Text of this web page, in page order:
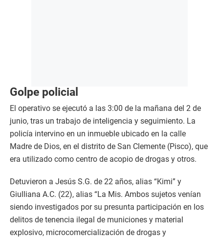
Golpe policial
El operativo se ejecutó a las 3:00 de la mañana del 2 de
junio, tras un trabajo de inteligencia y seguimiento. La
policía intervino en un inmueble ubicado en la calle
Madre de Dios, en el distrito de San Clemente (Pisco), que
era utilizado como centro de acopio de drogas y otros.
Detuvieron a Jesús S.G. de 22 años, alias “Kimi” y
Giulliana A.C. (22), alias “La Mis. Ambos sujetos venían
siendo investigados por su presunta participación en los
delitos de tenencia ilegal de municiones y material
explosivo, microcomercialización de drogas y